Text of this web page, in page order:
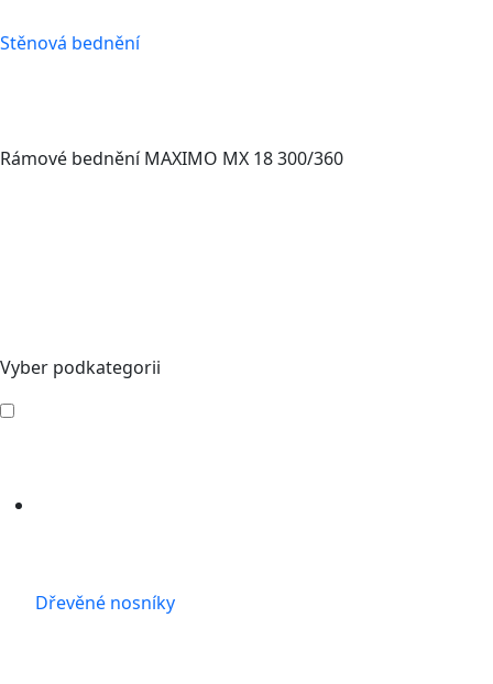
Stěnová bednění
Rámové bednění MAXIMO MX 18 300/360
Vyber podkategorii
Dřevěné nosníky